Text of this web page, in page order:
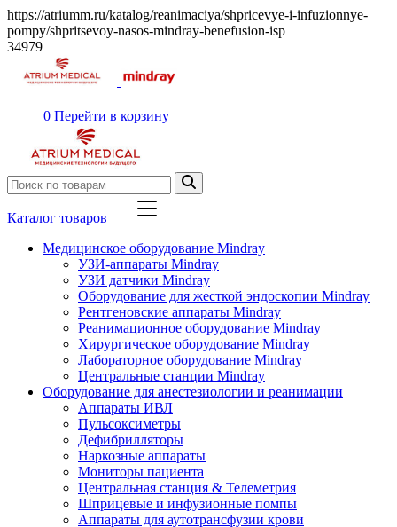
https://atriumm.ru/katalog/reanimaciya/shpricevye-i-infuzionnye-
pompy/shpritsevoy-nasos-mindray-benefusion-isp
34979
0 Перейти в корзину
Каталог товаров
Медицинское оборудование Mindray
УЗИ-аппараты Mindray
УЗИ датчики Mindray
Оборудование для жесткой эндоскопии Mindray
Рентгеновские аппараты Mindray
Реанимационное оборудование Mindray
Хирургическое оборудование Mindray
Лабораторное оборудование Mindray
Центральные станции Mindray
Оборудование для анестезиологии и реанимации
Аппараты ИВЛ
Пульсоксиметры
Дефибрилляторы
Наркозные аппараты
Мониторы пациента
Центральная станция & Телеметрия
Шприцевые и инфузионные помпы
Аппараты для аутотрансфузии крови